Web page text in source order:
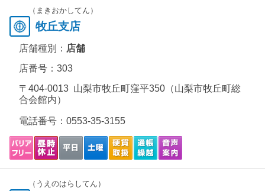
（まきおかしてん）
牧丘支店
店舗種別： 店舗
店番号：303
〒404-0013 山梨市牧丘町窪平350（山梨市牧丘町総
合会館内）
電話番号： 0553-35-3155
（うえのはらしてん）